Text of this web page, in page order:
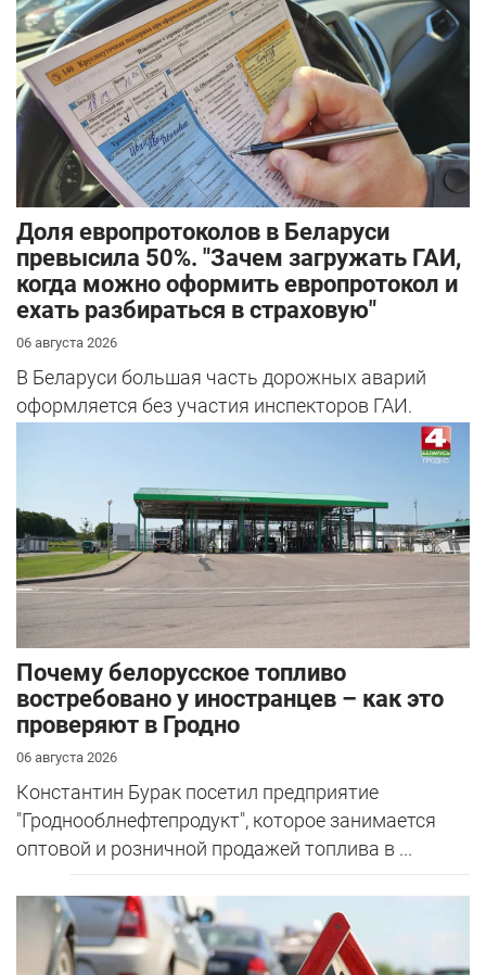
Доля европротоколов в Беларуси
превысила 50%. "Зачем загружать ГАИ,
когда можно оформить европротокол и
ехать разбираться в страховую"
06 августа 2026
В Беларуси большая часть дорожных аварий
оформляется без участия инспекторов ГАИ.
Почему белорусское топливо
востребовано у иностранцев – как это
проверяют в Гродно
06 августа 2026
Константин Бурак посетил предприятие
"Гроднооблнефтепродукт", которое занимается
оптовой и розничной продажей топлива в ...